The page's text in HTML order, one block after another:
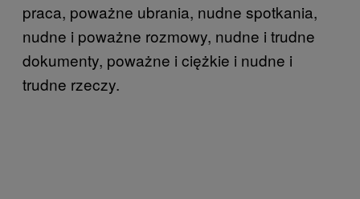
praca, poważne ubrania, nudne spotkania,
nudne i poważne rozmowy, nudne i trudne
dokumenty, poważne i ciężkie i nudne i
trudne rzeczy.